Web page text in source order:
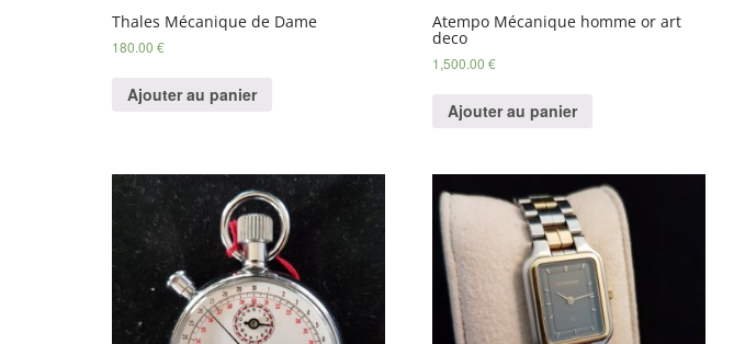
Thales Mécanique de Dame
180.00 €
Ajouter au panier
Atempo Mécanique homme or art
deco
1,500.00€
Ajouter au panier